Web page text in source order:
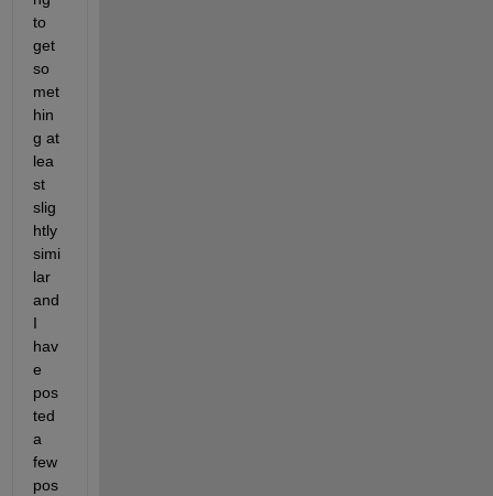
to
get
so
met
hin
g at
lea
st
slig
htly
simi
lar
and
I
hav
e
pos
ted
a
few
pos